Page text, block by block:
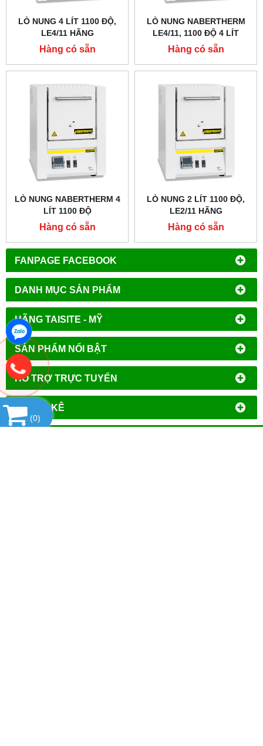
FANPAGE FACEBOOK
DANH MỤC SẢN PHẨM
HÃNG TAISITE - MỸ
SẢN PHẨM NỔI BẬT
HỔ TRỢ TRỰC TUYẾN
THỐNG KÊ
LÒ NUNG 4 LÍT 1100 ĐỘ,
LE4/11 HÃNG
NABERTHERM - ĐỨC
Hàng có sẵn
LÒ NUNG NABERTHERM
LE4/11, 1100 ĐỘ 4 LÍT
Hàng có sẵn
LÒ NUNG NABERTHERM 4
LÍT 1100 ĐỘ
Hàng có sẵn
LÒ NUNG 2 LÍT 1100 ĐỘ,
LE2/11 HÃNG
NABERTHERM - ĐỨC
Hàng có sẵn
(0)